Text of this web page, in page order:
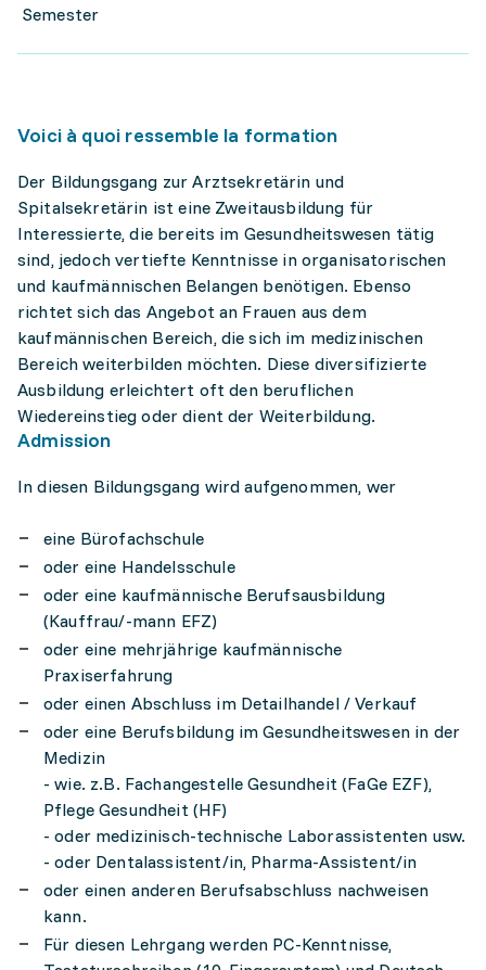
Semester
Voici à quoi ressemble la formation
Der Bildungsgang zur Arztsekretärin und
Spitalsekretärin ist eine Zweitausbildung für
Interessierte, die bereits im Gesundheitswesen tätig
sind, jedoch vertiefte Kenntnisse in organisatorischen
und kaufmännischen Belangen benötigen. Ebenso
richtet sich das Angebot an Frauen aus dem
kaufmännischen Bereich, die sich im medizinischen
Bereich weiterbilden möchten. Diese diversifizierte
Ausbildung erleichtert oft den beruflichen
Wiedereinstieg oder dient der Weiterbildung.
Admission
In diesen Bildungsgang wird aufgenommen, wer
eine Bürofachschule
oder eine Handelsschule
oder eine kaufmännische Berufsausbildung
(Kauffrau/-mann EFZ)
oder eine mehrjährige kaufmännische
Praxiserfahrung
oder einen Abschluss im Detailhandel / Verkauf
oder eine Berufsbildung im Gesundheitswesen in der
Medizin
- wie. z.B. Fachangestelle Gesundheit (FaGe EZF),
Pflege Gesundheit (HF)
- oder medizinisch-technische Laborassistenten usw.
- oder Dentalassistent/in, Pharma-Assistent/in
oder einen anderen Berufsabschluss nachweisen
kann.
Für diesen Lehrgang werden PC-Kenntnisse,